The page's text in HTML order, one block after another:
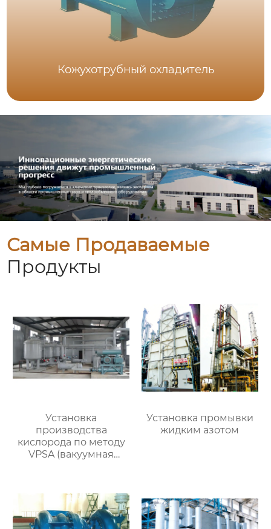
Кожухотрубный охладитель
Самые Продаваемые
Продукты
Установка
производства
кислорода по методу
VPSA (вакуумная
давлении)
Установка промывки
жидким азотом